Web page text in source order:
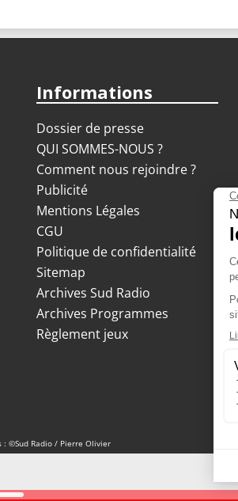
Informations
Dossier de presse
QUI SOMMES-NOUS ?
Comment nous rejoindre ?
Publicité
Mentions Légales
CGU
Politique de confidentialité
Sitemap
Archives Sud Radio
Archives Programmes
Règlement jeux
: ©Sud Radio / Pierre Olivier